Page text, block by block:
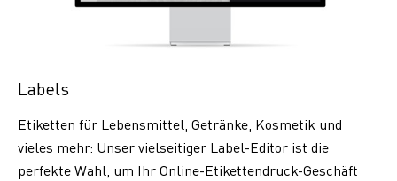
Labels
Etiketten für Lebensmittel, Getränke, Kosmetik und
vieles mehr: Unser vielseitiger Label-Editor ist die
perfekte Wahl, um Ihr Online-Etikettendruck-Geschäft